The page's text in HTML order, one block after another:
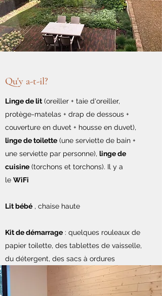
Qu'y a-t-il?
Linge de lit (oreiller + taie d'oreiller,
protège-matelas + drap de dessous +
couverture en duvet + housse en duvet),
linge de toilette (une serviette de bain +
une serviette par personne), linge de
cuisine (torchons et torchons). Il y a
le WiFi
Lit bébé , chaise haute
Kit de démarrage : quelques rouleaux de
papier toilette, des tablettes de vaisselle,
du détergent, des sacs à ordures